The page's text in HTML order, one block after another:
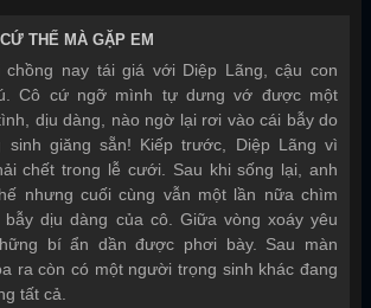
CỨ THẾ MÀ GẶP EM
nay tái giá với Diệp Lãng, cậu con
Cô cứ ngỡ mình tự dưng vớ được một
dịu dàng, nào ngờ lại rơi vào cái bẫy do
sinh giăng sẵn! Kiếp trước, Diệp Lãng vì
chết trong lễ cưới. Sau khi sống lại, anh
nhưng cuối cùng vẫn một lần nữa chìm
bẫy dịu dàng của cô. Giữa vòng xoáy yêu
bí ẩn dần được phơi bày. Sau màn
ra còn có một người trọng sinh khác đang
tất cả.